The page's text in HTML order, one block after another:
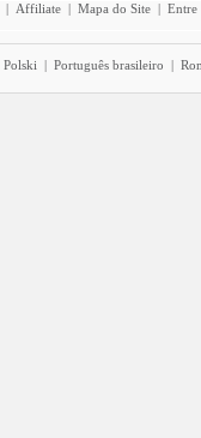
| Affiliate | Mapa do Site | Entre
Polski | Português brasileiro |